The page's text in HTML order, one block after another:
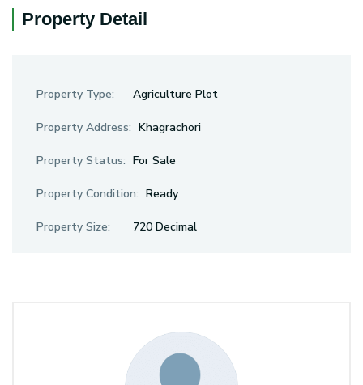
Property Detail
Property Type: Agriculture Plot
Property Address: Khagrachori
Property Status: For Sale
Property Condition: Ready
Property Size: 720 Decimal